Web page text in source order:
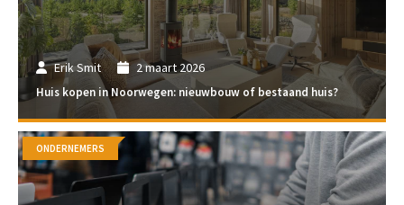
Erik Smit 2 maart 2026
Huis kopen in Noorwegen: nieuwbouw of bestaand huis?
ONDERNEMERS